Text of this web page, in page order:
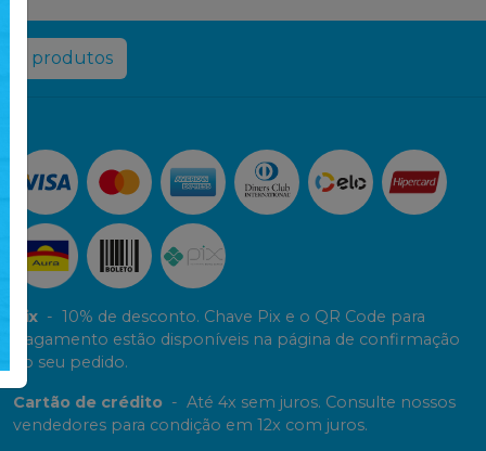
produtos
Pix - 10% de desconto. Chave Pix e o QR Code para
pagamento estão disponíveis na página de confirmação
do seu pedido.
Cartão de crédito - Até 4x sem juros. Consulte nossos
vendedores para condição em 12x com juros.